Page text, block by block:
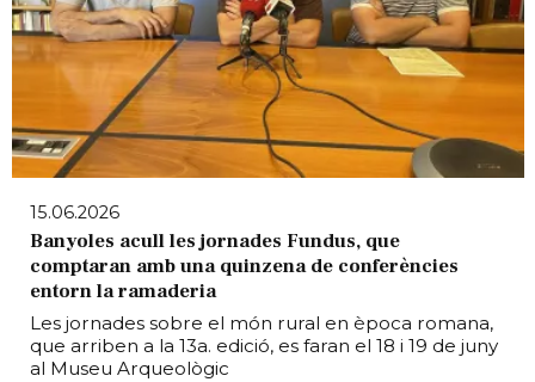
15.06.2026
Banyoles acull les jornades Fundus, que
comptaran amb una quinzena de conferències
entorn la ramaderia
Les jornades sobre el món rural en època romana,
que arriben a la 13a. edició, es faran el 18 i 19 de juny
al Museu Arqueològic